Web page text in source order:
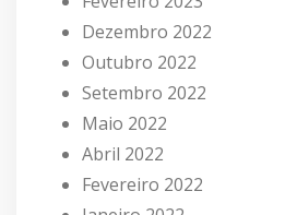
Dezembro 2022
Outubro 2022
Setembro 2022
Maio 2022
Abril 2022
Fevereiro 2022